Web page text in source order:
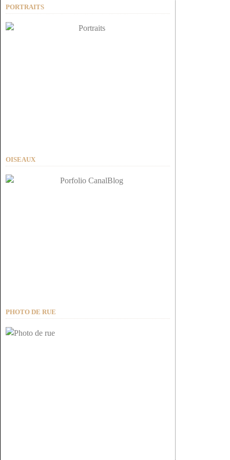
PORTRAITS
OISEAUX
PHOTO DE RUE